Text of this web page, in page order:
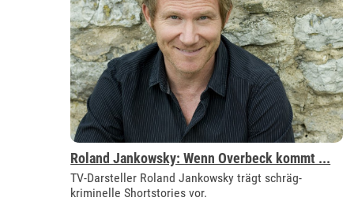
Roland Jankowsky: Wenn Overbeck kommt ...
TV-Darsteller Roland Jankowsky trägt schräg-
kriminelle Shortstories vor.